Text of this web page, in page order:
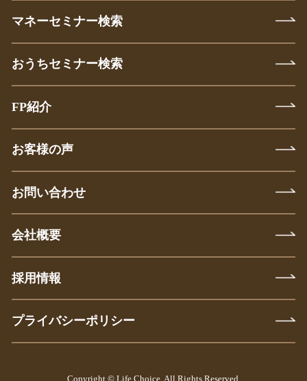
マネーセミナー検索
おうちセミナー検索
FP紹介
お客様の声
お問い合わせ
会社概要
採用情報
プライバシーポリシー
Copyright © Life Choice. All Rights Reserved.